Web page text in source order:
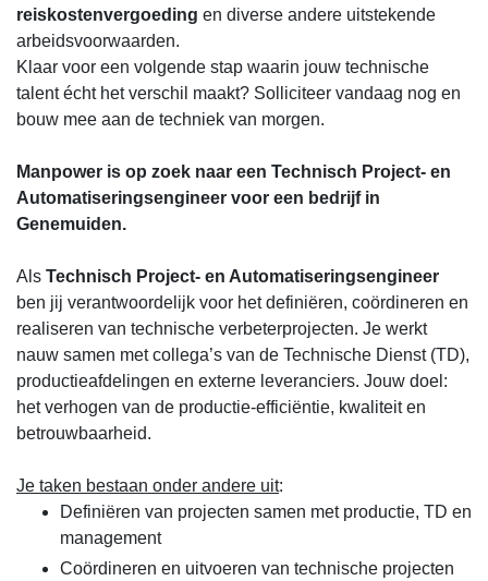
reiskostenvergoeding en diverse andere uitstekende
arbeidsvoorwaarden.
Klaar voor een volgende stap waarin jouw technische
talent écht het verschil maakt? Solliciteer vandaag nog en
bouw mee aan de techniek van morgen.
Manpower is op zoek naar een Technisch Project- en
Automatiseringsengineer voor een bedrijf in
Genemuiden.
Als Technisch Project- en Automatiseringsengineer
ben jij verantwoordelijk voor het definiëren, coördineren en
realiseren van technische verbeterprojecten. Je werkt
nauw samen met collega’s van de Technische Dienst (TD),
productieafdelingen en externe leveranciers. Jouw doel:
het verhogen van de productie-efficiëntie, kwaliteit en
betrouwbaarheid.
Je taken bestaan onder andere uit:
Definiëren van projecten samen met productie, TD en
management
Coördineren en uitvoeren van technische projecten